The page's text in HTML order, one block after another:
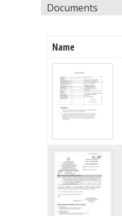
Documents
Name